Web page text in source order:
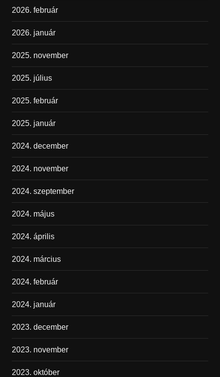
2026. február
2026. január
2025. november
2025. július
2025. február
2025. január
2024. december
2024. november
2024. szeptember
2024. május
2024. április
2024. március
2024. február
2024. január
2023. december
2023. november
2023. október